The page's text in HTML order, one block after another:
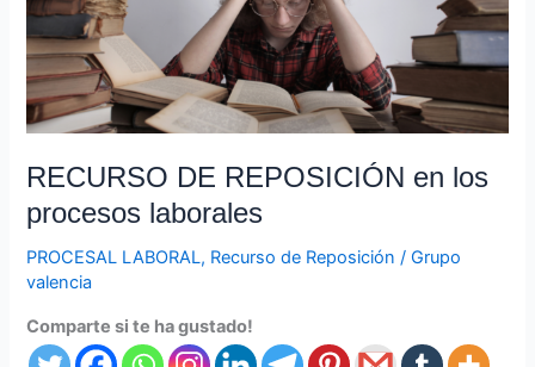
RECURSO DE REPOSICIÓN en los
procesos laborales
PROCESAL LABORAL, Recurso de Reposición /Grupo
valencia
Comparte si te ha gustado!
procesos
laborales